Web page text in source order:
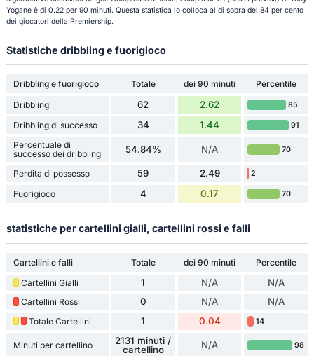
Yogane è di 0.22 per 90 minuti. Questa statistica lo colloca al di sopra del 84 per cento
dei giocatori della Premiership.
Statistiche dribbling e fuorigioco
Dribbling e fuorigioco Totale dei 90 minuti
Percentile
Dribbling
62 2.62 85
Dribbling di successo 34 1.44 91
Percentuale di
successo dei dribbling
54.84% N/A 70
Perdita di possesso 59 2.49 2
Fuorigioco 4 0.17 70
statistiche per cartellini gialli, cartellini rossi e falli
Cartellini e falli Totale dei 90 minuti
Percentile
Cartellini Gialli
1 N/A N/A
Cartellini Rossi 0 N/A N/A
Totale Cartellini 1 0.04 14
Minuti per cartellino
2131 minuti /
cartellino
N/A 98